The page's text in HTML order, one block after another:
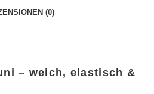
(0)
– weich, elastisch &